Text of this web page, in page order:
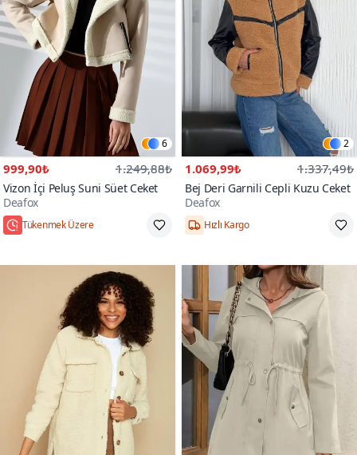
6
999,90₺ 1.249,88₺
Vizon İçi Peluş Suni Süet Ceket
Deafox
Tükenmek Üzere
2
1.069,99₺ 1.337,49₺
Bej Deri Garnili Cepli Kuzu Ceket
Deafox
Hızlı Kargo